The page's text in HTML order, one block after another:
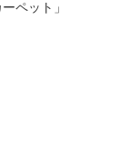
ペット」